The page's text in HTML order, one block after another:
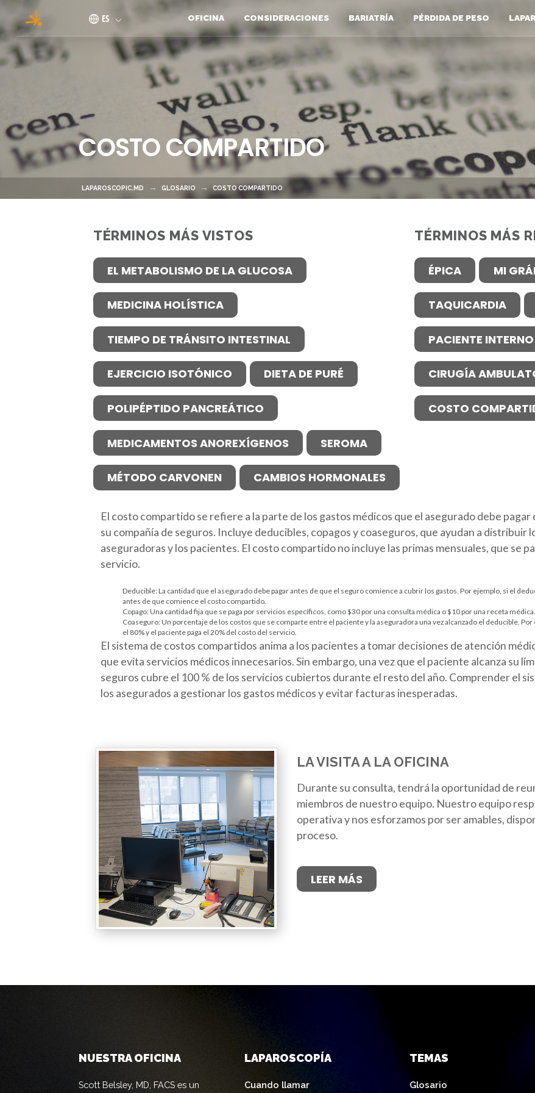
Pasar al contenido principal
ES OFICINA CONSIDERACIONES BARIATRÍA PÉRDIDA DE PESO
COSTO COMPARTIDO
LAPAROSCOPIC.MD GLOSARIO COSTO COMPARTIDO
TÉRMINOS MÁS VISTOS
EL METABOLISMO DE LA GLUCOSA
MEDICINA HOLÍSTICA
TIEMPO DE TRÁNSITO INTESTINAL
EJERCICIO ISOTÓNICO DIETA DE PURÉ
POLIPÉPTIDO PANCREÁTICO
MEDICAMENTOS ANOREXÍGENOS SEROMA
MÉTODO CARVONEN CAMBIOS HORMONALES
TÉRMINOS MÁS
ÉPICA MI
TAQUICARDIA
PACIENTE INTERNO
CIRUGÍA
COSTO
El costo compartido se refiere a la parte de los gastos médicos que el asegurado debe pagar
su compañía de seguros. Incluye deducibles, copagos y coaseguros, que ayudan a distribuir
aseguradoras y los pacientes. El costo compartido no incluye las primas mensuales, que se
servicio.
Deducible: La cantidad que el asegurado debe pagar antes de que el seguro comience a cubrir los gastos. Por ejemplo, si el
antes de que comience el costo compartido.
Copago: Una cantidad fija que se paga por servicios específicos, como $30 por una consulta médica o $10 por una receta médica.
Coaseguro: Un porcentaje de los costos que se comparte entre el paciente y la aseguradora una vez alcanzado el deducible.
el 80% y el paciente paga el 20% del costo del servicio.
El sistema de costos compartidos anima a los pacientes a tomar decisiones de atención
que evita servicios médicos innecesarios. Sin embargo, una vez que el paciente alcanza su
seguros cubre el 100 % de los servicios cubiertos durante el resto del año. Comprender el
los asegurados a gestionar los gastos médicos y evitar facturas inesperadas.
LA VISITA A LA OFICINA
Durante su consulta, tendrá la oportunidad de
miembros de nuestro equipo. Nuestro equipo
operativa y nos esforzamos por ser amables,
proceso.
LEER MÁS
NUESTRA OFICINA
Scott Belsley, MD, FACS es un
LAPAROSCOPÍA
Cuando llamar
TEMAS
Glosario